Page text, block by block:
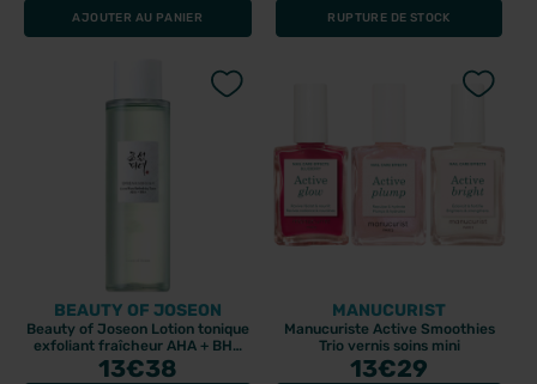
AJOUTER AU PANIER RUPTURE DE STOCK
BEAUTY OF JOSEON
Beauty of Joseon Lotion tonique
exfoliant fraîcheur AHA + BHA
150ml
13€38
MANUCURIST
Manucuriste Active Smoothies
Trio vernis soins mini
13€29